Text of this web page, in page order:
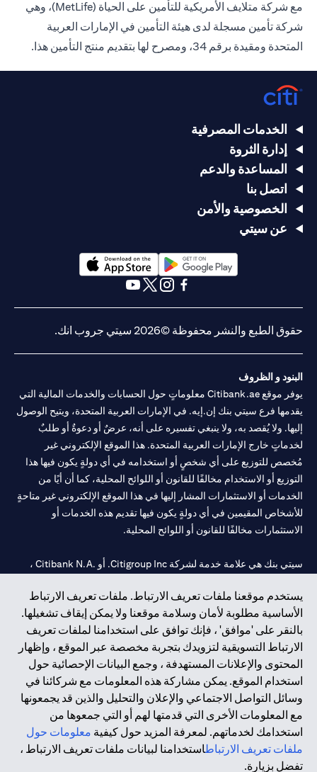
مع شركة متلايف الأمريكية للتأمين على الحياة (MetLife)، وهي
شركة تأمين مسجلة لدى هيئة التأمين في الإمارات العربية
المتحدة ومقيدة برقم 34، ومصرح لها بتقديم منتج التأمين هذا.
يستخدم موقعنا ملفات تعريف الارتباط. ملفات تعريف الارتباط
الأساسية مطلوبة لأمان وسلامة موقعنا ولا يمكن إيقاف تشغيلها.
بالنقر على 'موافق' ، فإنك توافق على استخدامنا لملفات تعريف
الارتباط التسويقية لتزويدك بتجربة مخصصة عبر الموقع ، وإظهار
المحتوى والإعلانات المستهدفة ، وجمع البيانات الإحصائية حول
استخدام الموقع. يمكن مشاركة هذه المعلومات مع شركائنا في
وسائل التواصل الاجتماعي والإعلان والتحليل والذين قد يجمعونها
مع المعلومات الأخرى التي قدمتها لهم أو التي جمعوها من
استخدامك لخدماتهم. لمعرفة المزيد حول كيفية معلومات حول
ملفات تعريف الارتباطاستخدامنا لبيانات ملفات تعريف الارتباط ،
تفضل بزيارة.
الخدمات المصرفية
إدارة الثروة
المساعدة والدعم
اتصل بنا
الخصوصية والأمن
عن سيتي
opens in a new tab
opens in a new tab
حقوق الطبع والنشر محفوظة ©2026 سيتي جروب انك.
البنود و الظروف
يوفر موقع Citibank.ae معلوماتٍ حول الحسابات والخدمات المالية التي
يقدمها فرع سيتي بنك إن.إيه. في الإمارات العربية المتحدة، ويتيح الوصول
إليها. ولا يُقصد به، ولا ينبغي تفسيره على أنه، عرضٌ أو دعوةٌ أو طلبٌ
لخدماتٍ خارج الإمارات العربية المتحدة. هذا الموقع الإلكتروني غير
مُخصص للتوزيع على أي شخصٍ أو استخدامه في أي دولةٍ يكون فيها هذا
التوزيع أو الاستخدام مخالفًا للقانون أو اللوائح المحلية، كما أن أيًا من
الخدمات أو الاستثمارات المشار إليها في هذا الموقع الإلكتروني غير متاحةٍ
للأشخاص المقيمين في أي دولةٍ يكون فيها تقديم هذه الخدمات أو
الاستثمارات مخالفًا للقانون أو اللوائح المحلية.
سيتي بنك هي علامة خدمة لشركة Citigroup Inc. أو .Citibank N.A ،
سيتي بنك إن. إيه. الإمارات مسجل لدى مصرف الإمارات المركزي تحت
أرقام التراخيص 202563 لفرع الوصل في دبي، 531989 لفرع مول
الإمارات في دبي، و CN-1002019 لفرع أبوظبي. هاتف: 4000 311 04.
فرع سيتي بنك إن إيه - الإمارات العربية المتحدة مرخص من مصرف
الإمارات العربية المتحدة المركزي كفرع لبنك أجنبي.
سيتي بنك إن إيه الإمارات العربية المتحدة مرخص من هيئة الأوراق المالية
والسلع في الإمارات العربية المتحدة ("SCA") للقيام بالنشاط المالي لـ أ)
الاستشارات المالية والتعريف والترويج بموجب ترخيص رقم
20200000097 ب) وسيط تداول في الأسواق الدولية بموجب ترخيص